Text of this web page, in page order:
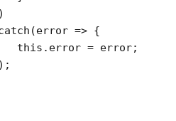
=> {
this.error = error;
one record: [{"Name":"Test